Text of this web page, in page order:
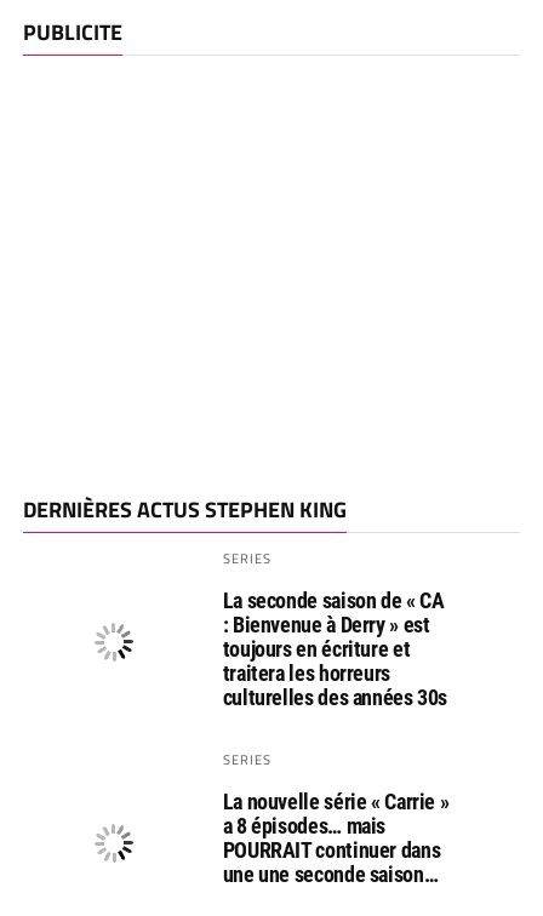
PUBLICITE
DERNIÈRES ACTUS STEPHEN KING
SERIES
La seconde saison de « CA
: Bienvenue à Derry » est
toujours en écriture et
traitera les horreurs
culturelles des années 30s
SERIES
La nouvelle série « Carrie »
a 8 épisodes… mais
POURRAIT continuer dans
une une seconde saison…